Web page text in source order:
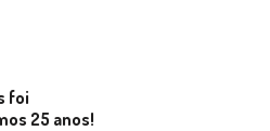
foi
25 anos!